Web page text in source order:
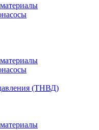
(ТНВД)